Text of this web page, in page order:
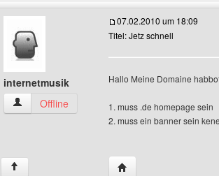
internetmusik
internetmusik Benutzer-Profile anzeigen
Offline
07.02.2010 um 18:09
Titel: Jetz schnell
Hallo Meine Domaine
1. muss .de homepage sein
2. muss ein banner sein
↑ Website dieses